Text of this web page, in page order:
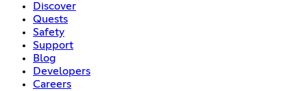
Discover
Quests
Safety
Support
Blog
Developers
Careers